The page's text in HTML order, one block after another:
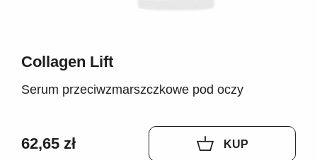
Collagen Lift
Serum przeciwzmarszczkowe pod oczy
62,65 zł KUP